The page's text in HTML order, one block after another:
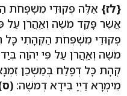
{לז} אֵלֶּה פְקוּדֵי מִשְׁפְּחֹת
אֲשֶׁר פָּקַד מֹשֶׁה וְאַֽהֲרֹן עַל
פְקוּדֵי מִשְׁפְּחֹת הַקְּהָתִי
מֹשֶׁה וְאַֽהֲרֹן עַל פִּי יְהֹוָה
קְהָת כָּל דְפָלַח בְּמַשְׁכַּן
מֵימְרָא דַיְיָ בִּידָא דְמשֶׁה: